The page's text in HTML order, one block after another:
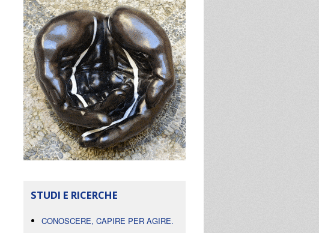
STUDI E RICERCHE
CONOSCERE, CAPIRE PER AGIRE.